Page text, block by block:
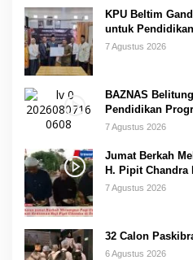
KPU Beltim
untuk
7 Agustus 2026
BAZNAS
Pendidikan
7 Agustus 2026
Jumat Berkah
H. Pipit Chandra
7 Agustus 2026
32 Calon
6 Agustus 2026